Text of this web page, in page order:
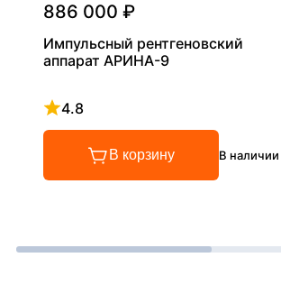
886 000 ₽
Импульсный рентгеновский
аппарат АРИНА-9
4.8
Рейтинг 4.8 из 5
В корзину В наличии